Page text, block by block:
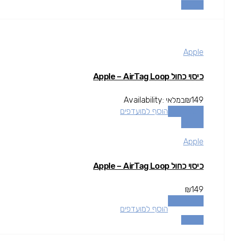
Apple
כיסוי כחול Apple – AirTag Loop
₪149
Availability: במלאי
הוסף למועדפים
Apple
כיסוי כחול Apple – AirTag Loop
₪149
הוסף למועדפים